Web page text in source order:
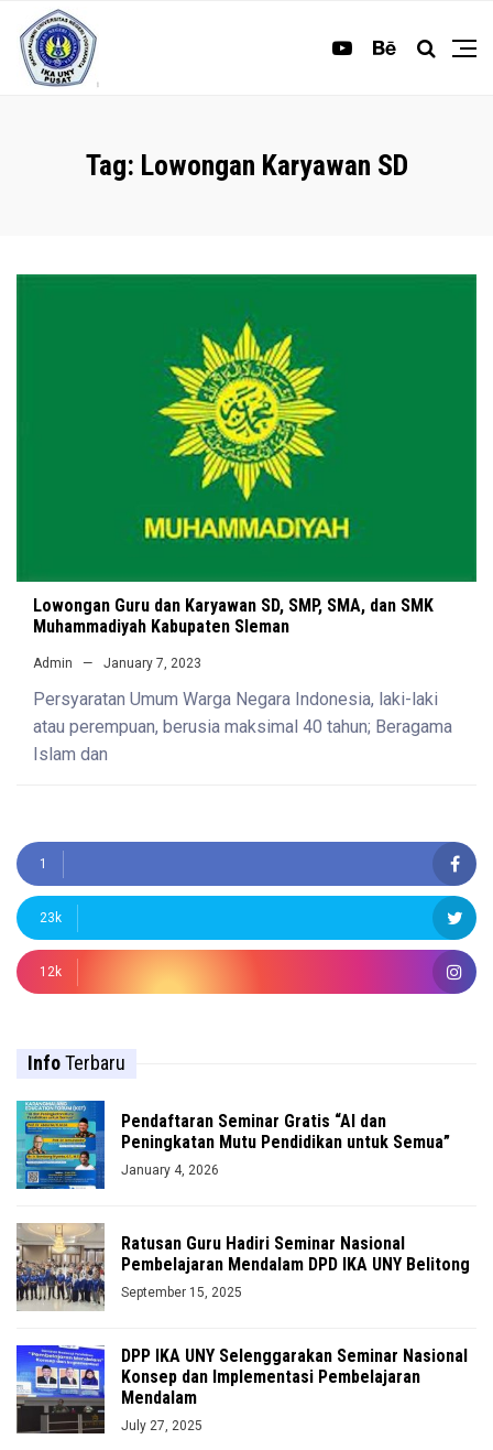
Tag: Lowongan Karyawan SD
Lowongan Guru dan Karyawan SD, SMP, SMA, dan SMK
Muhammadiyah Kabupaten Sleman
Admin January 7, 2023
Persyaratan Umum Warga Negara Indonesia, laki-laki
atau perempuan, berusia maksimal 40 tahun; Beragama
Islam dan
1
23k
12k
InfoTerbaru
Pendaftaran Seminar Gratis “AI dan
Peningkatan Mutu Pendidikan untuk Semua”
January 4, 2026
Ratusan Guru Hadiri Seminar Nasional
Pembelajaran Mendalam DPD IKA UNY Belitong
September 15, 2025
DPP IKA UNY Selenggarakan Seminar Nasional
Konsep dan Implementasi Pembelajaran
Mendalam
July 27, 2025